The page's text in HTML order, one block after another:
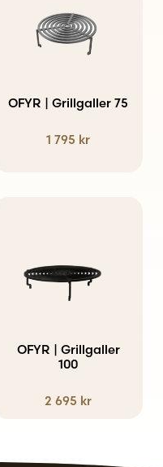
OFYR | Grillgaller 75
1 795 kr
OFYR | Grillgaller
100
2 695 kr